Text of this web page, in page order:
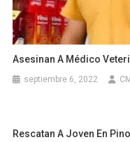
Asesinan A Médico
septiembre 6, 2022
Rescatan A Joven En